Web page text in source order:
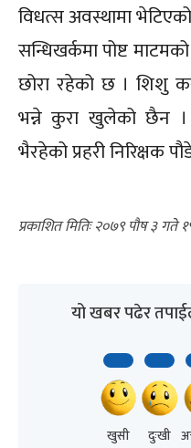
विधत्स अवस्थामा
सन्धिखर्कमा पोष्ट
छोरा रहेको छ । शिशु
भन्ने कुरा खुलेको छैन
भैरहेको प्रहरी निरिक्षक
२०७९ पौष ३ गते
यो खबर पढेर
खुसी दुःखी